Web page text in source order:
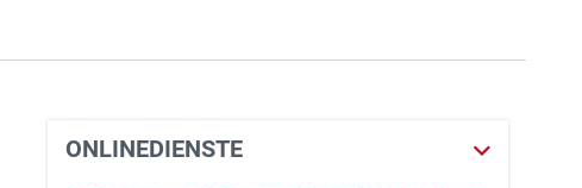
ONLINEDIENSTE